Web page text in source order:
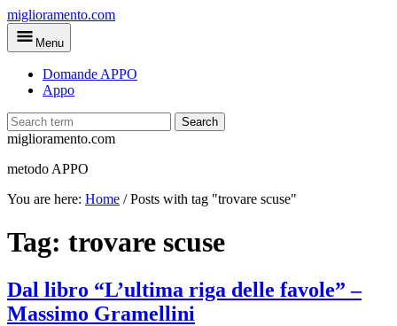
Skip
to
main
miglioramento.com
Menu
Domande APPO
Appo
Search
miglioramento.com
metodo APPO
You are here: Home /Posts with tag "trovare scuse"
Tag: trovare scuse
Dal libro “L’ultima riga delle favole” –
Massimo Gramellini